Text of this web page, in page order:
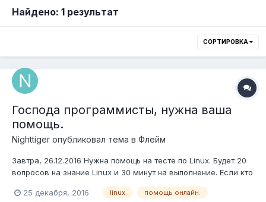
Найдено: 1 результат
СОРТИРОВКА
Господа программисты, нужна ваша
помощь.
Nighttiger опубликовал тема в Флейм
Завтра, 26.12.2016 Нужна помощь на тесте по Linux. Будет 20
вопросов на знание Linux и 30 минут на выполнение. Если кто
великодушен, что согласится помочь, напишите, скину
25 декабря, 2016 linux помощь онлайн.